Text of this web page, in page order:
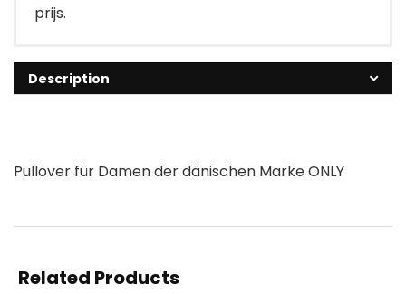
prijs.
Description
Pullover für Damen der dänischen Marke ONLY
Related Products